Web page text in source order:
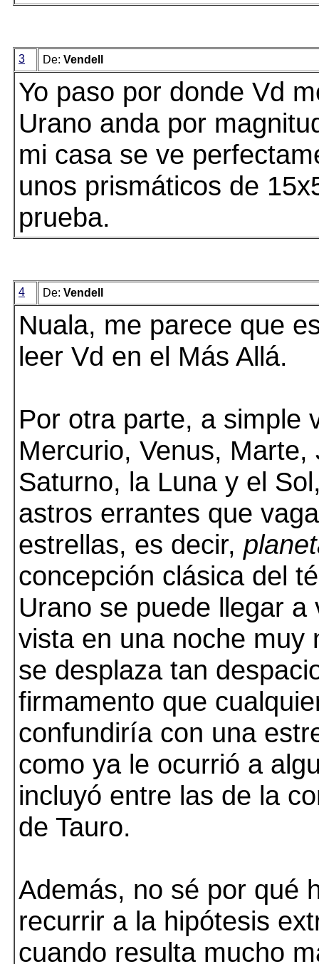
3 De: Vendell
Yo paso por donde Vd
Urano anda por
mi casa se ve
unos prismáticos de
prueba.
4 De: Vendell
Nuala, me parece que
leer Vd en el Más Allá.
Por otra parte, a simple
Mercurio, Venus, Marte,
Saturno, la Luna y el
astros errantes que
estrellas, es decir,
concepción clásica del
Urano se puede llegar a
vista en una noche muy
se desplaza tan
firmamento que
confundiría con una
como ya le ocurrió a
incluyó entre las de la
de Tauro.
Además, no sé por qué
recurrir a la hipótesis
cuando resulta mucho